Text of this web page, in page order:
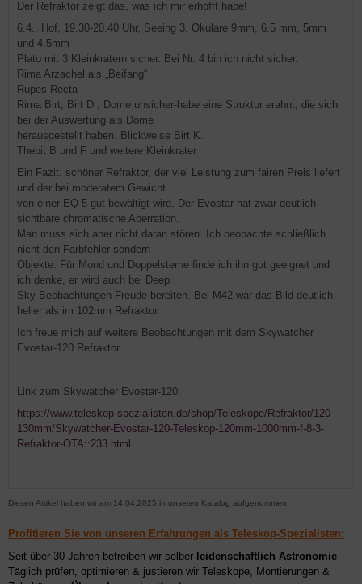
Der Refraktor zeigt das, was ich mir erhofft habe!
6.4., Hof, 19.30-20.40 Uhr, Seeing 3. Okulare 9mm, 6.5 mm, 5mm
und 4.5mm
Plato mit 3 Kleinkratern sicher. Bei Nr. 4 bin ich nicht sicher.
Rima Arzachel als „Beifang“
Rupes Recta
Rima Birt, Birt D , Dome unsicher-habe eine Struktur erahnt, die sich
bei der Auswertung als Dome
herausgestellt haben. Blickweise Birt K.
Thebit B und F und weitere Kleinkrater
Ein Fazit: schöner Refraktor, der viel Leistung zum fairen Preis liefert
und der bei moderatem Gewicht
von einer EQ-5 gut bewältigt wird. Der Evostar hat zwar deutlich
sichtbare chromatische Aberration.
Man muss sich aber nicht daran stören. Ich beobachte schließlich
nicht den Farbfehler sondern
Objekte. Für Mond und Doppelsterne finde ich ihn gut geeignet und
ich denke, er wird auch bei Deep
Sky Beobachtungen Freude bereiten. Bei M42 war das Bild deutlich
heller als im 102mm Refraktor.
Ich freue mich auf weitere Beobachtungen mit dem Skywatcher
Evostar-120 Refraktor.
Link zum Skywatcher Evostar-120:
https://www.teleskop-spezialisten.de/shop/Teleskope/Refraktor/120-
130mm/Skywatcher-Evostar-120-Teleskop-120mm-1000mm-f-8-3-
Refraktor-OTA::233.html
Diesen Artikel haben wir am 14.04.2025 in unseren Katalog aufgenommen.
Profitieren Sie von unseren Erfahrungen als Teleskop-Spezialisten:
Seit über 30 Jahren betreiben wir selber leidenschaftlich Astronomie
Täglich prüfen, optimieren & justieren wir Teleskope, Montierungen &